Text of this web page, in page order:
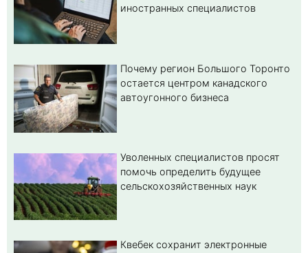
иностранных специалистов
Почему регион Большого Торонто
остается центром канадского
автоугонного бизнеса
Уволенных специалистов просят
помочь определить будущее
сельскохозяйственных наук
Квебек сохранит электронные